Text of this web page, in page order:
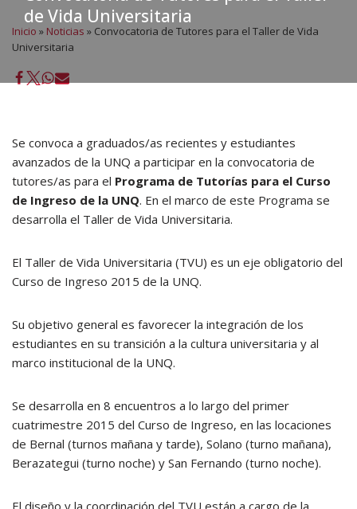
de Vida Universitaria
Inicio » Noticias » Convocatoria de Tutores para el Taller de Vida
Universitaria
Se convoca a graduados/as recientes y estudiantes
avanzados de la UNQ a participar en la convocatoria de
tutores/as para el Programa de Tutorías para el Curso
de Ingreso de la UNQ. En el marco de este Programa se
desarrolla el Taller de Vida Universitaria.
El Taller de Vida Universitaria (TVU) es un eje obligatorio del
Curso de Ingreso 2015 de la UNQ.
Su objetivo general es favorecer la integración de los
estudiantes en su transición a la cultura universitaria y al
marco institucional de la UNQ.
Se desarrolla en 8 encuentros a lo largo del primer
cuatrimestre 2015 del Curso de Ingreso, en las locaciones
de Bernal (turnos mañana y tarde), Solano (turno mañana),
Berazategui (turno noche) y San Fernando (turno noche).
El diseño y la coordinación del TVU están a cargo de la